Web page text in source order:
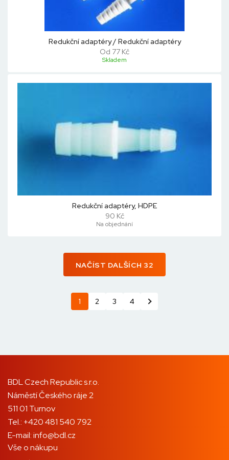
Redukční adaptéry / Redukční adaptéry
Od 77 Kč
Skladem
Redukční adaptéry, HDPE
90 Kč
Na objednání
NAČÍST DALŠÍCH 32
1 2 3 4
BDL Czech Republic s.r.o.
Náměstí Českého ráje 2
511 01 Turnov
Tel.: +420 481 540 792
E-mail:info@bdl.cz
Vše o nákupu